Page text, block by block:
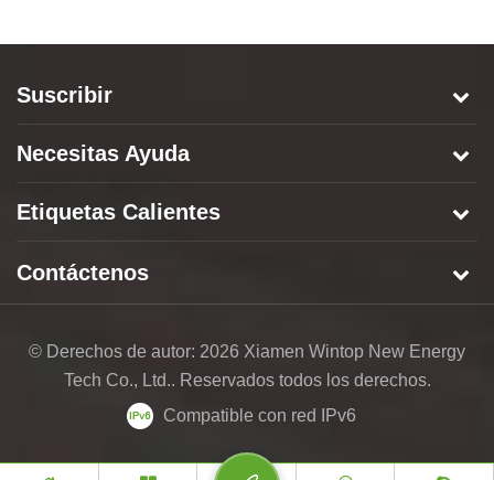
hormigón
Suscribir
Necesitas Ayuda
Etiquetas Calientes
Contáctenos
© Derechos de autor: 2026 Xiamen Wintop New Energy
Tech Co., Ltd.. Reservados todos los derechos.
Compatible con red IPv6